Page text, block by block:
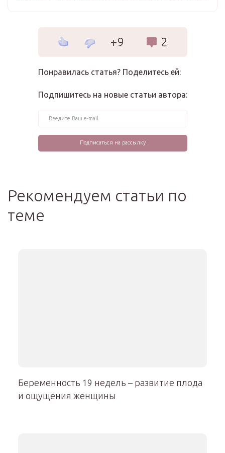
+9 2
Понравилась статья? Поделитесь ей:
Подпишитесь на новые статьи автора:
Рекомендуем статьи по
теме
Беременность 19 недель – развитие плода
и ощущения женщины